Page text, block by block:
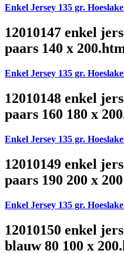
Enkel Jersey 135 gr.
12010147 enkel
paars 140 x
Enkel Jersey 135 gr.
12010148 enkel
paars 160 180 x
Enkel Jersey 135 gr.
12010149 enkel
paars 190 200 x
Enkel Jersey 135 gr.
12010150 enkel
blauw 80 100 x